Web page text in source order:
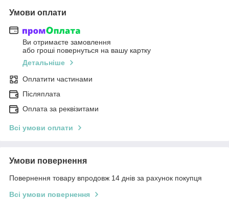
Умови оплати
Ви отримаєте замовлення
або гроші повернуться на вашу картку
Детальніше
Оплатити частинами
Післяплата
Оплата за реквізитами
Всі умови оплати
Умови повернення
Повернення товару впродовж 14 днів за рахунок покупця
Всі умови повернення